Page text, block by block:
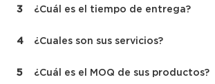
3 ¿Cuál es el tiempo de entrega?
4 ¿Cuales son sus servicios?
5 ¿Cuál es el MOQ de sus productos?